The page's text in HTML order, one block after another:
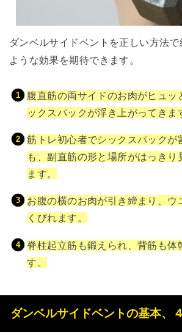
ダンベルサイドベントを正しい方法
ような効果を期待できます。
腹直筋の両サイドのお肉がヒュッ
ックスパックが浮き上がってきま
筋トレ初心者でシックスパックが
も、副直筋の形と場所がはっきり
ます。
お腹の横のお肉が引き締まり、ウ
くびれます。
脊柱起立筋も鍛えられ、背筋も体
す。
ダンベルサイドベントの基本、